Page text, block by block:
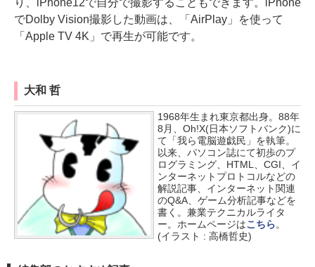
り、iPhone12で自分で撮影することもできます。iPhone
でDolby Vision撮影した動画は、「AirPlay」を使って
「Apple TV 4K」で再生が可能です。
大和 哲
1968年生まれ東京都出身。88年
8月、Oh!X(日本ソフトバンク)に
て「我ら電脳遊戯民」を執筆。
以来、パソコン誌にて初歩のプ
ログラミング、HTML、CGI、イ
ンターネットプロトコルなどの
解説記事、インターネット関連
のQ&A、ゲーム分析記事などを
書く。兼業テクニカルライタ
ー。ホームページはこちら。
(イラスト : 高橋哲史)